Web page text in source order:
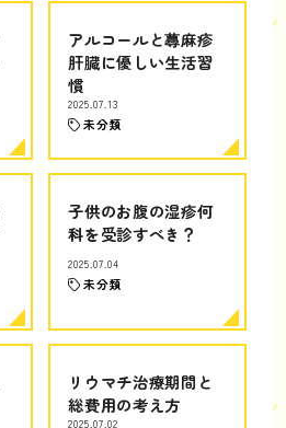
アルコールと蕁麻疹
肝臓に優しい生活習
慣
2025.07.13
未分類
子供のお腹の湿疹何
科を受診すべき？
2025.07.04
未分類
リウマチ治療期間と
総費用の考え方
2025.07.02